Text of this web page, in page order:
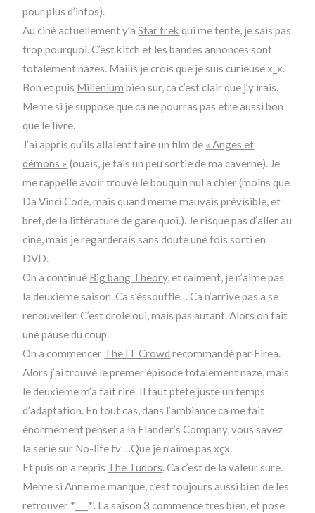
pour plus d’infos).
Au ciné actuellement y’aStar trek qui me tente, je sais pas
trop pourquoi. C’est kitch et les bandes annonces sont
totalement nazes. Maiiis je crois que je suis curieuse x_x.
Bon et puis Millenium bien sur, ca c’est clair que j’y irais.
Meme si je suppose que ca ne pourras pas etre aussi bon
que le livre.
J’ai appris qu’ils allaient faire un film de « Anges et
démons » (ouais, je fais un peu sortie de ma caverne). Je
me rappelle avoir trouvé le bouquin nul a chier (moins que
Da Vinci Code, mais quand meme mauvais prévisible, et
bref, de la littérature de gare quoi.). Je risque pas d’aller au
ciné, mais je regarderais sans doute une fois sorti en
DVD.
On a continué Big bang Theory, et raiment, je n’aime pas
la deuxieme saison. Ca s’éssouffle… Ca n’arrive pas a se
renouveller. C’est drole oui, mais pas autant. Alors on fait
une pause du coup.
On a commencer The IT Crowd recommandé par Firea.
Alors j’ai trouvé le premer épisode totalement naze, mais
le deuxieme m’a fait rire. Il faut ptete juste un temps
d’adaptation. En tout cas, dans l’ambiance ca me fait
énormement penser a la Flander’s Company, vous savez
la série sur No-life tv …Que je n’aime pas xçx.
Et puis on a repris The Tudors. Ca c’est de la valeur sure.
Meme si Anne me manque, c’est toujours aussi bien de les
retrouver *___*’. La saison 3 commence tres bien, et pose